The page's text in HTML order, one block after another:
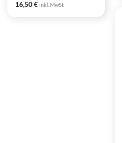
16,50€ inkl. MwSt